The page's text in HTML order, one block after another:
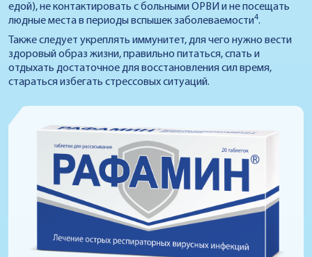
едой), не контактировать с больными ОРВИ и не посещать
людные места в периоды вспышек заболеваемости4.
Также следует укреплять иммунитет, для чего нужно вести
здоровый образ жизни, правильно питаться, спать и
отдыхать достаточное для восстановления сил время,
стараться избегать стрессовых ситуаций.